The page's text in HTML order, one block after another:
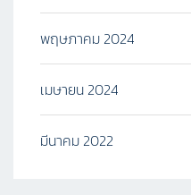
พฤษภาคม 2024
เมษายน 2024
มีนาคม 2022